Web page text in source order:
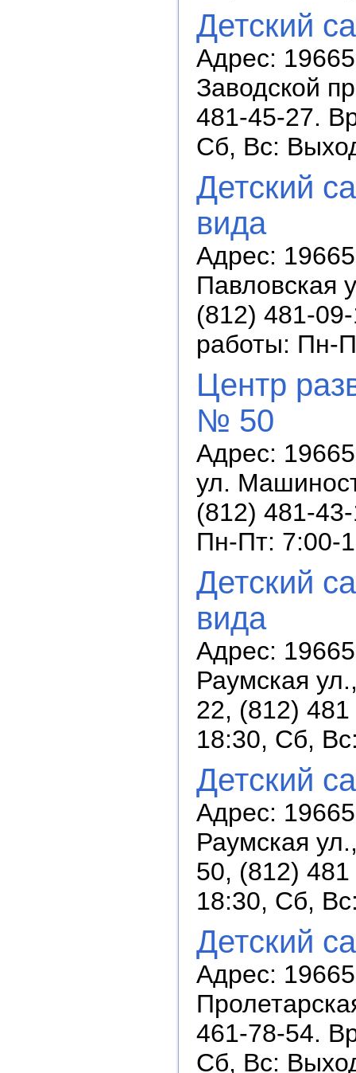
Детский
Адрес:
Заводской
481-45-27.
Сб, Вс:
Детский
вида
Адрес:
Павловская
(812) 481-
работы: Пн-
Центр
№ 50
Адрес:
ул.
(812) 481-
Пн-Пт: 7:00-
Детский
вида
Адрес:
Раумская
22, (812)
18:30, Сб,
Детский
Адрес:
Раумская
50, (812)
18:30, Сб,
Детский
Адрес:
461-78-54.
Сб, Вс: